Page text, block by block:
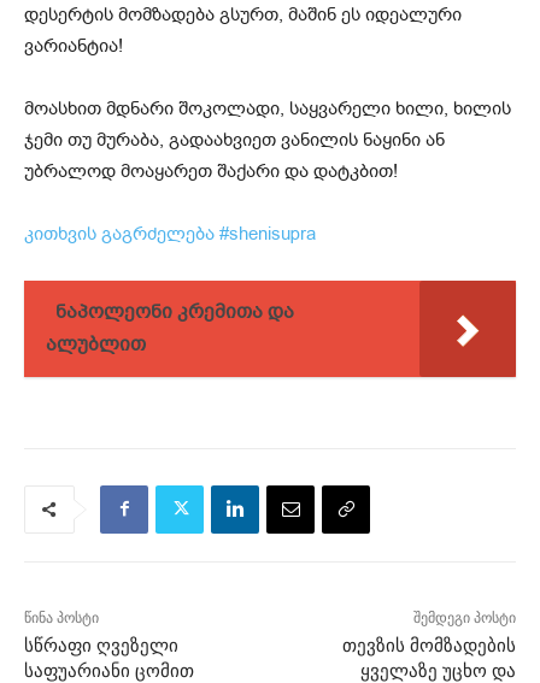
დესერტის მომზადება გსურთ, მაშინ ეს იდეალური
ვარიანტია!
მოასხით მდნარი შოკოლადი, საყვარელი ხილი, ხილის
ჯემი თუ მურაბა, გადაახვიეთ ვანილის ნაყინი ან
უბრალოდ მოაყარეთ შაქარი და დატკბით!
კითხვის გაგრძელება #shenisupra
ნაპოლეონი კრემითა და
ალუბლით
წინა პოსტი
სწრაფი ღვეზელი
საფუარიანი ცომით
შემდეგი პოსტი
თევზის მომზადების
ყველაზე უცხო და